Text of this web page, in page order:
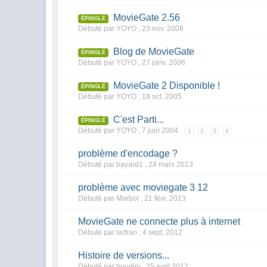
ÉPINGLÉ MovieGate 2.56
Débuté par YOYO ,23 nov. 2006
ÉPINGLÉ Blog de MovieGate
Débuté par YOYO ,27 janv. 2006
ÉPINGLÉ MovieGate 2 Disponible !
Débuté par YOYO , 18 oct. 2005
ÉPINGLÉ C'est Parti...
Débuté par YOYO ,7 juin 2004 1 2 3 4
problème d'encodage ?
Débuté par bayard1 ,24 mars 2013
problème avec moviegate 3 12
Débuté par Marbot ,21 févr. 2013
MovieGate ne connecte plus à internet
Débuté par larfran ,4 sept. 2012
Histoire de versions...